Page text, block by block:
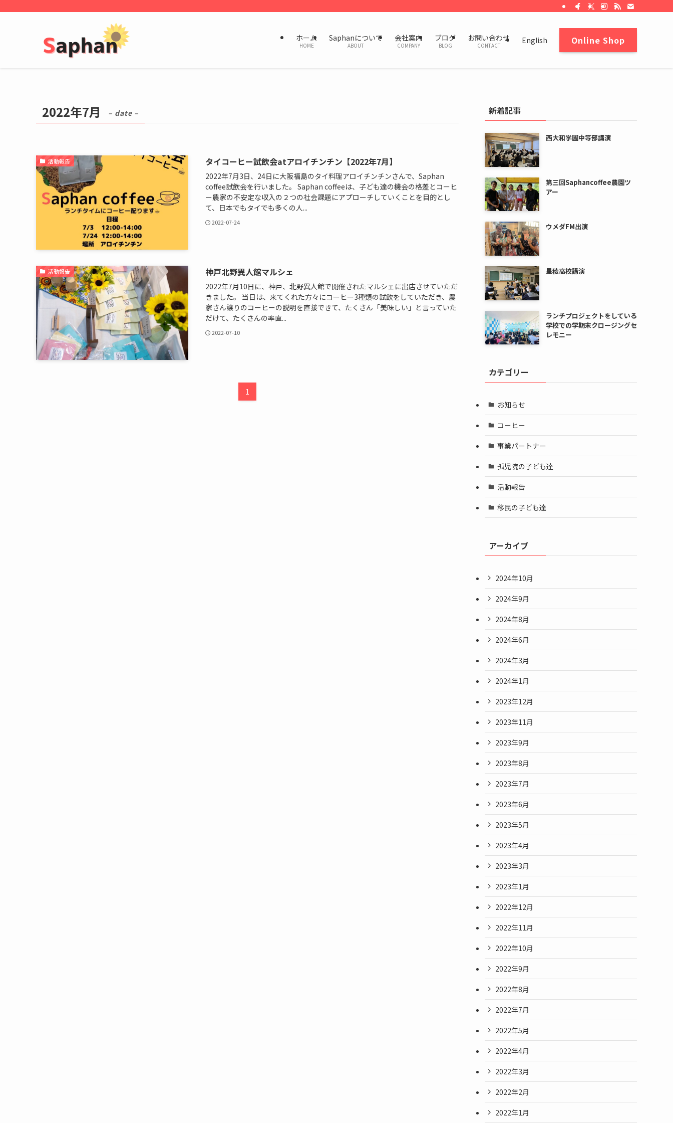
ホーム
HOME
Saphanについて
ABOUT
会社案内
COMPANY
ブログ
BLOG
お問い合わせ
CONTACT
English Online Shop
2022年7月 – date –
活動報告 タイコーヒー試飲会atアロイチンチン【2022年7月】
2022年7月3日、24日に大阪福島のタイ料理アロイチンチンさんで、Saphan
coffee試飲会を行いました。 Saphan coffeeは、子ども達の機会の格差とコーヒ
ー農家の不安定な収入の２つの社会課題にアプローチしていくことを目的とし
て、日本でもタイでも多くの人...
2022-07-24
活動報告 神戸北野異人館マルシェ
2022年7月10日に、神戸、北野異人館で開催されたマルシェに出店させていただ
きました。 当日は、来てくれた方々にコーヒー3種類の試飲をしていただき、農
家さん譲りのコーヒーの説明を直接できて、たくさん「美味しい」と言っていた
だけて、たくさんの率直...
2022-07-10
1
新着記事
西大和学園中等部講演
第三回Saphancoffee農園ツ
アー
ウメダFM出演
星稜高校講演
ランチプロジェクトをしている
学校での学期末クロージングセ
レモニー
カテゴリー
お知らせ
コーヒー
事業パートナー
孤児院の子ども達
活動報告
移民の子ども達
アーカイブ
2024年10月
2024年9月
2024年8月
2024年6月
2024年3月
2024年1月
2023年12月
2023年11月
2023年9月
2023年8月
2023年7月
2023年6月
2023年5月
2023年4月
2023年3月
2023年1月
2022年12月
2022年11月
2022年10月
2022年9月
2022年8月
2022年7月
2022年5月
2022年4月
2022年3月
2022年2月
2022年1月